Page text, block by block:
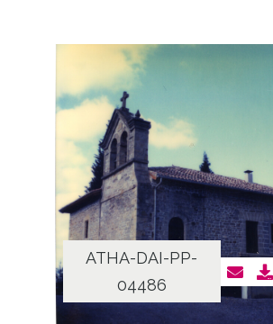
ATHA-DAI-PP-
04486